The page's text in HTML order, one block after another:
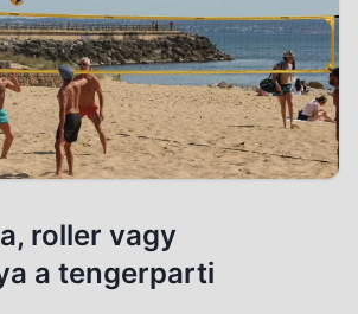
roller vagy
a tengerparti